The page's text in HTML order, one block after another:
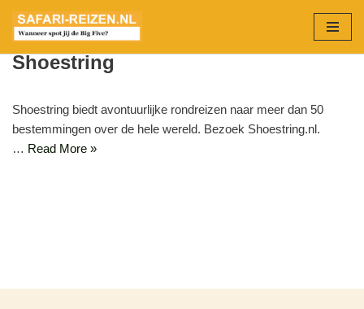
Ga
naar
inhoud
Shoestring
Shoestring biedt avontuurlijke rondreizen naar meer dan 50
bestemmingen over de hele wereld. Bezoek Shoestring.nl.
… Read More »